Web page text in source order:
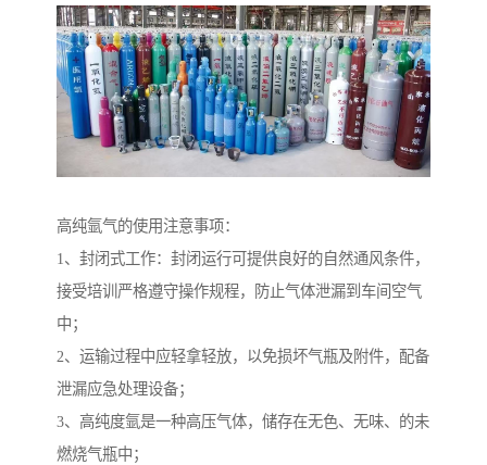
高纯氩气的使用注意事项：
1、封闭式工作：封闭运行可提供良好的自然通风条件，
接受培训严格遵守操作规程，防止气体泄漏到车间空气
中；
2、运输过程中应轻拿轻放，以免损坏气瓶及附件，配备
泄漏应急处理设备；
3、高纯度氩是一种高压气体，储存在无色、无味、的未
燃烧气瓶中；